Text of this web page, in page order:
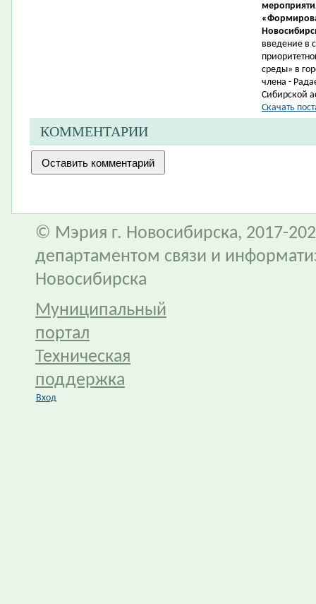
введение в
среды» в
члена -
Сибирской
Скачать
КОММЕНТАРИИ
© Мэрия г. Новосибирска, 2017-
департаментом связи и
Новосибирска
Муниципальный
портал
Техническая
поддержка
Вход